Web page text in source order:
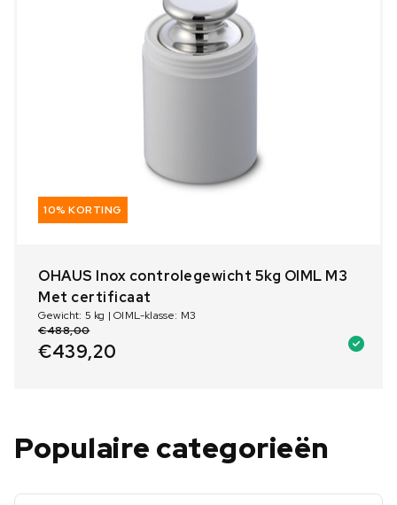
10% KORTING
OHAUS Inox controlegewicht 5kg OIML M3
Met certificaat
Gewicht: 5 kg | OIML-klasse: M3
€488,00
€439,20
Populaire categorieën